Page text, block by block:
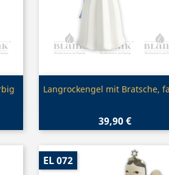
Vorschau
Langrockengel mit Bratsche,
39,90 €
EL 072